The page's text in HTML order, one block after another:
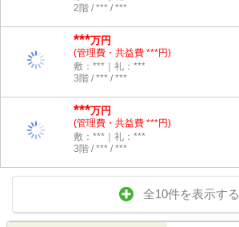
2階 / *** / ***
***万円
(管理費・共益費 ***円)
敷：***｜礼：***
3階 / *** / ***
***万円
(管理費・共益費 ***円)
敷：***｜礼：***
3階 / *** / ***
全10件を表示する